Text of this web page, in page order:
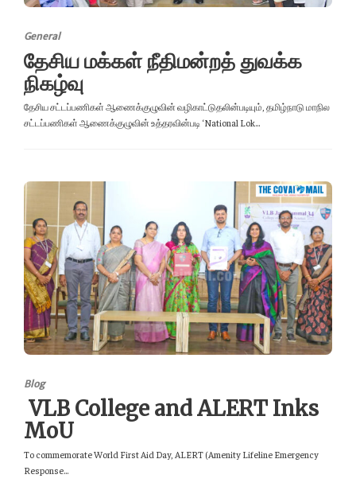
General
தேசிய மக்கள் நீதிமன்றத் துவக்க
நிகழ்வு
தேசிய சட்டப்பணிகள் ஆணைக்குழுவின் வழிகாட்டுதலின்படியும், தமிழ்நாடு மாநில
சட்டப்பணிகள் ஆணைக்குழுவின் உத்தரவின்படி ‘National Lok...
Blog
VLB College and ALERT Inks
MoU
To commemorate World First Aid Day, ALERT (Amenity Lifeline Emergency
Response...